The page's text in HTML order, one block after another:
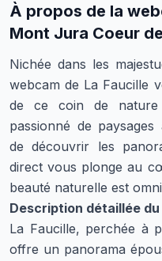
À propos de la
Mont Jura Coeur
Nichée dans les
webcam de La Faucille
de ce coin de nature
passionné de
de découvrir les
direct vous plonge au
beauté naturelle est
Description détaillée du
La Faucille, perchée à
offre un panorama